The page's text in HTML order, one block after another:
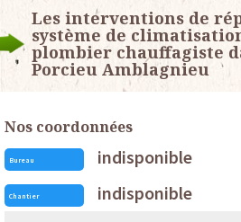
Les interventions de
système de
plombier chauffagiste
Porcieu Amblagnieu
Nos coordonnées
Bureau indisponible
Chantier indisponible